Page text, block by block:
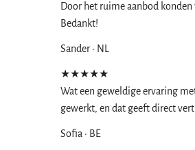
Door het ruime aanbod
Bedankt!
Sander · NL
★★★★★
Wat een geweldige ervaring
gewerkt, en dat geeft direct
Sofia · BE